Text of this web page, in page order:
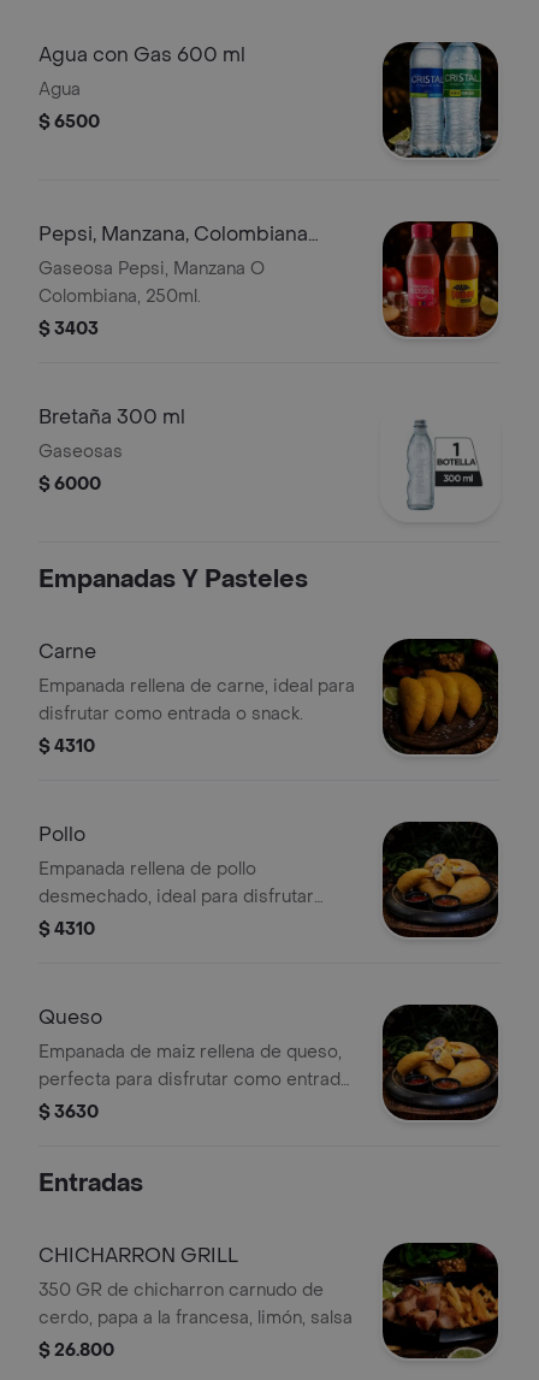
Agua con Gas 600 ml
Agua
$ 6500
Pepsi, Manzana, Colombiana
(250ml)
Gaseosa Pepsi, Manzana O
Colombiana, 250ml.
$ 3403
Bretaña 300 ml
Gaseosas
$ 6000
Empanadas Y Pasteles
Carne
Empanada rellena de carne, ideal para
disfrutar como entrada o snack.
$ 4310
Pollo
Empanada rellena de pollo
desmechado, ideal para disfrutar
como entrada o merienda.
$ 4310
Queso
Empanada de maiz rellena de queso,
perfecta para disfrutar como entrada
o snack.
$ 3630
Entradas
CHICHARRON GRILL
350 GR de chicharron carnudo de
cerdo, papa a la francesa, limón, salsa
$ 26.800